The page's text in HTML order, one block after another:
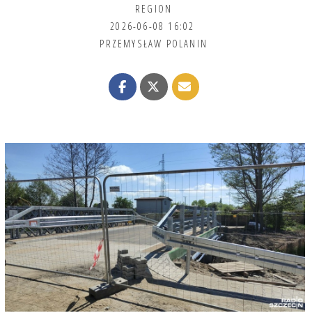
REGION
2026-06-08 16:02
PRZEMYSŁAW POLANIN